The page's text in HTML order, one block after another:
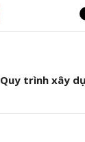
Quy trình xây